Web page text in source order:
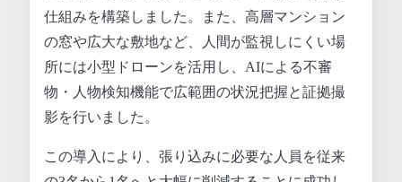
仕組みを構築しました。また、高層マンション
の窓や広大な敷地など、人間が監視しにくい場
所には小型ドローンを活用し、AIによる不審
物・人物検知機能で広範囲の状況把握と証拠撮
影を行いました。
この導入により、張り込みに必要な人員を従来